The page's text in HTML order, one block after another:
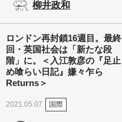
柳井政和
ロンドン再封鎖16週目。最終
回・英国社会は「新たな段
階」に。＜入江敦彦の『足止
め喰らい日記』嫌々乍ら
Returns＞
2021.05.07 国際